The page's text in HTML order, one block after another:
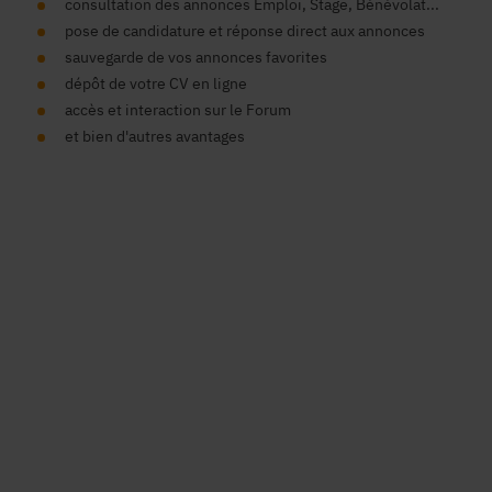
consultation des annonces Emploi, Stage, Bénévolat...
pose de candidature et réponse direct aux annonces
sauvegarde de vos annonces favorites
dépôt de votre CV en ligne
accès et interaction sur le Forum
et bien d'autres avantages